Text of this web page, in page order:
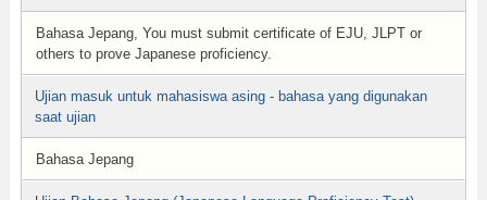
Bahasa Jepang, You must submit certificate of EJU, JLPT or
others to prove Japanese proficiency.
Ujian masuk untuk mahasiswa asing - bahasa yang digunakan
saat ujian
Bahasa Jepang